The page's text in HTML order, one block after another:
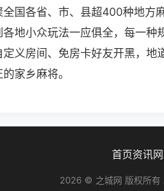
国各省、市、县超400种地方
各地小众玩法一应俱全，每一
义房间、免房卡好友开黑，地
家乡麻将。
首页资讯
2026 © 之城网 版权所有